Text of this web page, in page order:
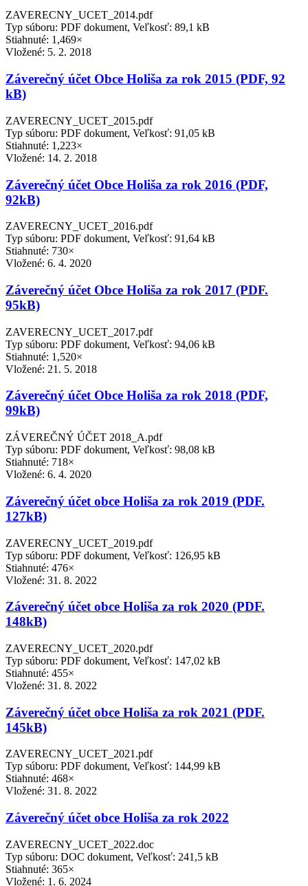
ZAVERECNY_UCET_2014.pdf
Typ súboru: PDF dokument, Veľkosť: 89,1 kB
Stiahnuté: 1,469×
Vložené: 5. 2. 2018
Záverečný účet Obce Holiša za rok 2015 (PDF, 92
kB)
ZAVERECNY_UCET_2015.pdf
Typ súboru: PDF dokument, Veľkosť: 91,05 kB
Stiahnuté: 1,223×
Vložené: 14. 2. 2018
Záverečný účet Obce Holiša za rok 2016 (PDF,
92kB)
ZAVERECNY_UCET_2016.pdf
Typ súboru: PDF dokument, Veľkosť: 91,64 kB
Stiahnuté: 730×
Vložené: 6. 4. 2020
Záverečný účet Obce Holiša za rok 2017 (PDF.
95kB)
ZAVERECNY_UCET_2017.pdf
Typ súboru: PDF dokument, Veľkosť: 94,06 kB
Stiahnuté: 1,520×
Vložené: 21. 5. 2018
Záverečný účet Obce Holiša za rok 2018 (PDF,
99kB)
ZÁVEREČNÝ ÚČET 2018_A.pdf
Typ súboru: PDF dokument, Veľkosť: 98,08 kB
Stiahnuté: 718×
Vložené: 6. 4. 2020
Záverečný účet obce Holiša za rok 2019 (PDF.
127kB)
ZAVERECNY_UCET_2019.pdf
Typ súboru: PDF dokument, Veľkosť: 126,95 kB
Stiahnuté: 476×
Vložené: 31. 8. 2022
Záverečný účet obce Holiša za rok 2020 (PDF.
148kB)
ZAVERECNY_UCET_2020.pdf
Typ súboru: PDF dokument, Veľkosť: 147,02 kB
Stiahnuté: 455×
Vložené: 31. 8. 2022
Záverečný účet obce Holiša za rok 2021 (PDF.
145kB)
ZAVERECNY_UCET_2021.pdf
Typ súboru: PDF dokument, Veľkosť: 144,99 kB
Stiahnuté: 468×
Vložené: 31. 8. 2022
Záverečný účet obce Holiša za rok 2022
ZAVERECNY_UCET_2022.doc
Typ súboru: DOC dokument, Veľkosť: 241,5 kB
Stiahnuté: 365×
Vložené: 1. 6. 2024